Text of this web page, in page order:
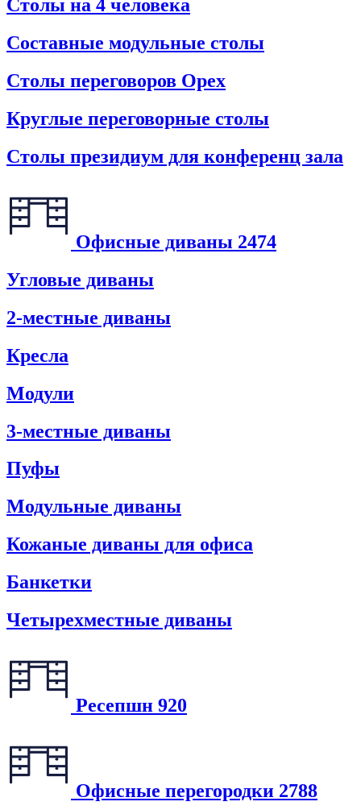
Столы на 4 человека
Составные модульные столы
Столы переговоров Орех
Круглые переговорные столы
Столы президиум для конференц зала
Офисные диваны 2474
Угловые диваны
2-местные диваны
Кресла
Модули
3-местные диваны
Пуфы
Модульные диваны
Кожаные диваны для офиса
Банкетки
Четырехместные диваны
Ресепшн 920
Офисные перегородки 2788